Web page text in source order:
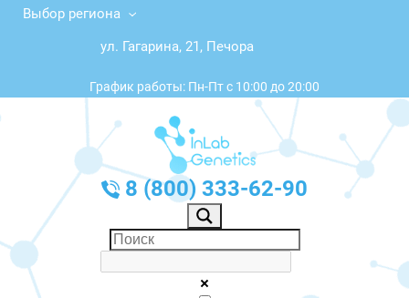
Выбор региона
ул. Гагарина, 21, Печора
График работы: Пн-Пт с 10:00 до 20:00
8 (800) 333-62-90